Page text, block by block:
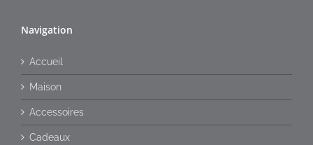
Navigation
Accueil
Maison
Accessoires
Cadeaux